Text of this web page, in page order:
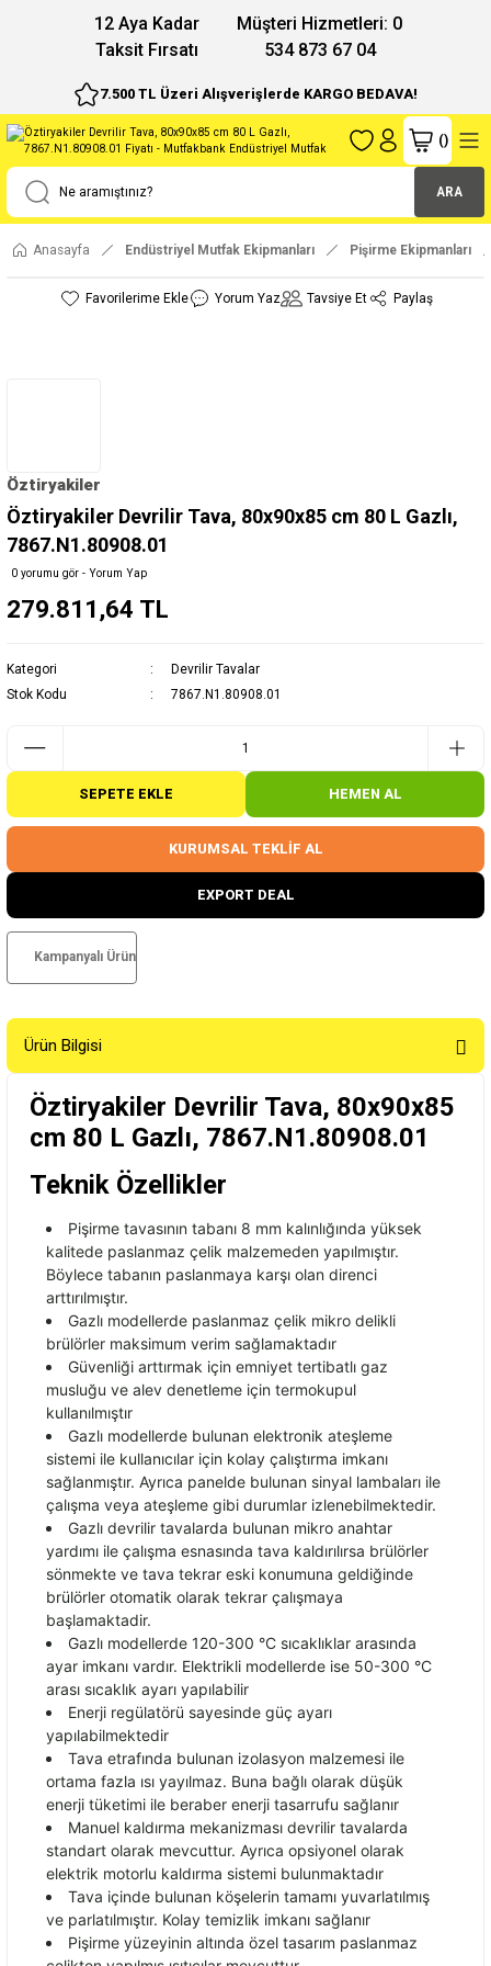
12 Aya Kadar
Taksit Fırsatı
Müşteri Hizmetleri: 0
534 873 67 04
7.500 TL Üzeri Alışverişlerde KARGO BEDAVA!
ARA
()
Anasayfa Endüstriyel Mutfak Ekipmanları Pişirme Ekipmanları
Yorum Yaz Tavsiye Et Paylaş
Öztiryakiler
Öztiryakiler Devrilir Tava, 80x90x85 cm 80 L Gazlı,
7867.N1.80908.01
0 yorumu gör - Yorum Yap
279.811,64 TL
Kategori
Devrilir Tavalar
Stok Kodu
7867.N1.80908.01
SEPETE EKLE HEMEN AL
KURUMSAL TEKLİF AL
EXPORT DEAL
Kampanyalı Ürün
Ürün Bilgisi
Öztiryakiler Devrilir Tava, 80x90x85
cm 80 L Gazlı, 7867.N1.80908.01
Teknik Özellikler
Pişirme tavasının tabanı 8 mm kalınlığında yüksek
kalitede paslanmaz çelik malzemeden yapılmıştır.
Böylece tabanın paslanmaya karşı olan direnci
arttırılmıştır.
Gazlı modellerde paslanmaz çelik mikro delikli
brülörler maksimum verim sağlamaktadır
Güvenliği arttırmak için emniyet tertibatlı gaz
musluğu ve alev denetleme için termokupul
kullanılmıştır
Gazlı modellerde bulunan elektronik ateşleme
sistemi ile kullanıcılar için kolay çalıştırma imkanı
sağlanmıştır. Ayrıca panelde bulunan sinyal lambaları ile
çalışma veya ateşleme gibi durumlar izlenebilmektedir.
Gazlı devrilir tavalarda bulunan mikro anahtar
yardımı ile çalışma esnasında tava kaldırılırsa brülörler
sönmekte ve tava tekrar eski konumuna geldiğinde
brülörler otomatik olarak tekrar çalışmaya
başlamaktadir.
Gazlı modellerde 120-300 °C sıcaklıklar arasında
ayar imkanı vardır. Elektrikli modellerde ise 50-300 °C
arası sıcaklık ayarı yapılabilir
Enerji regülatörü sayesinde güç ayarı
yapılabilmektedir
Tava etrafında bulunan izolasyon malzemesi ile
ortama fazla ısı yayılmaz. Buna bağlı olarak düşük
enerji tüketimi ile beraber enerji tasarrufu sağlanır
Manuel kaldırma mekanizması devrilir tavalarda
standart olarak mevcuttur. Ayrıca opsiyonel olarak
elektrik motorlu kaldırma sistemi bulunmaktadır
Tava içinde bulunan köşelerin tamamı yuvarlatılmış
ve parlatılmıştır. Kolay temizlik imkanı sağlanır
Pişirme yüzeyinin altında özel tasarım paslanmaz